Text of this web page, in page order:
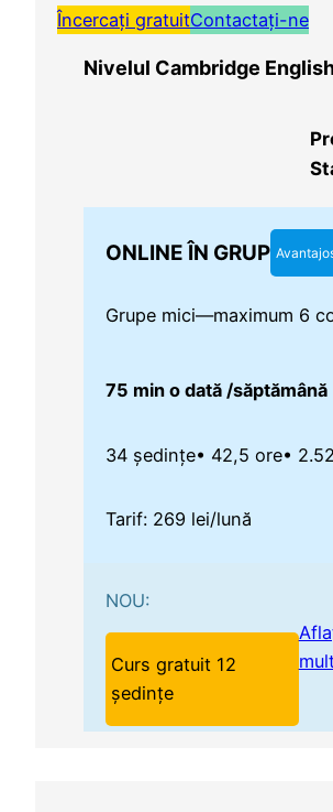
Încercați gratuitContactați-ne
Nivelul Cambridge
ONLINE ÎN GRUP
Grupe mici—maximum 6
75 min o dată /săptămână
34 ședințe• 42,5 ore•
Tarif: 269 lei/lună
NOU:
Curs gratuit 12
ședințe